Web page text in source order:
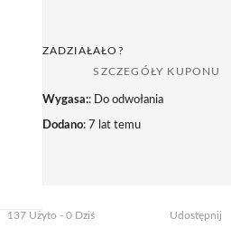
ZADZIAŁAŁO?
SZCZEGÓŁY KUPONU
Wygasa:: Do odwołania
Dodano: 7 lat temu
137 Użyto - 0 Dziś Udostępnij